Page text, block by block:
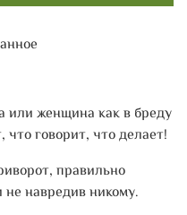
женщина как в бреду
говорит, что делает!
правильно
навредив никому.